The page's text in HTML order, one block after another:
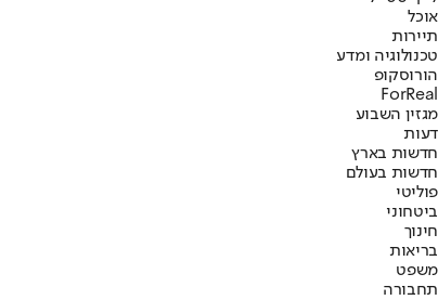
אוכל
תיירות
טכנולוגיה ומדע
הורוסקופ
ForReal
מגזין השבוע
דעות
חדשות בארץ
חדשות בעולם
פוליטי
ביטחוני
חינוך
בריאות
משפט
תחבורה